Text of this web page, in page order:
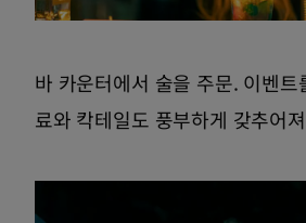
바 카운터에서 술을 주문. 이벤
료와 칵테일도 풍부하게 갖추어